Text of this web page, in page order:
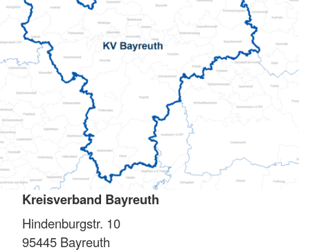
Kreisverband Bayreuth
Hindenburgstr. 10
95445 Bayreuth